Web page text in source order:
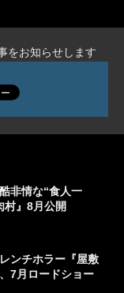
をお知らせします
非情な“食人一
村』8月公開
ンチホラー『屋敷
7月ロードショー